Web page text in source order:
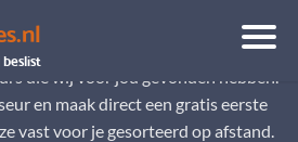
die wij voor jou gevonden hebben.
en maak direct een gratis eerste
vast voor je gesorteerd op afstand.